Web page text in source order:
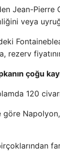
Jean-Pierre
veya
rezerv
çoğu
120